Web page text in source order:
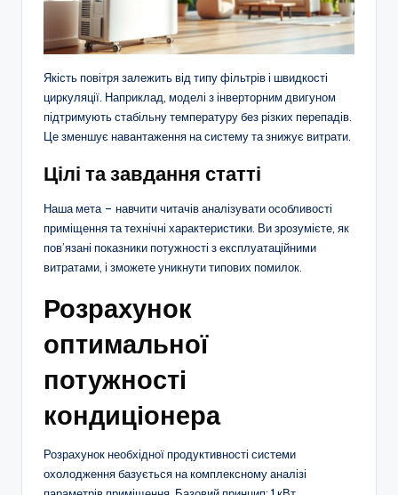
Якість повітря залежить від типу фільтрів і швидкості
циркуляції. Наприклад, моделі з інверторним двигуном
підтримують стабільну температуру без різких перепадів.
Це зменшує навантаження на систему та знижує витрати.
Цілі та завдання статті
Наша мета – навчити читачів аналізувати особливості
приміщення та технічні характеристики. Ви зрозумієте, як
пов’язані показники потужності з експлуатаційними
витратами, і зможете уникнути типових помилок.
Розрахунок
оптимальної
потужності
кондиціонера
Розрахунок необхідної продуктивності системи
охолодження базується на комплексному аналізі